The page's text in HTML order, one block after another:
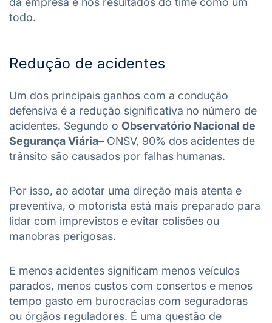
todo.
Redução de acidentes
Um dos principais ganhos com a condução
defensiva é a redução significativa no número de
acidentes. Segundo o Observatório Nacional de
Segurança Viária– ONSV, 90% dos acidentes de
trânsito são causados por falhas humanas.
Por isso, ao adotar uma direção mais atenta e
preventiva, o motorista está mais preparado para
lidar com imprevistos e evitar colisões ou
manobras perigosas.
E menos acidentes significam menos veículos
parados, menos custos com consertos e menos
tempo gasto em burocracias com seguradoras
ou órgãos reguladores. É uma questão de